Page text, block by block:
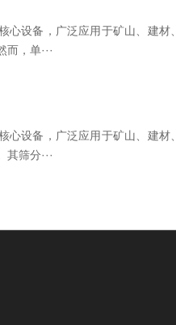
心设备，广泛应用于矿山、建材、
，单···
心设备，广泛应用于矿山、建材、
筛分···